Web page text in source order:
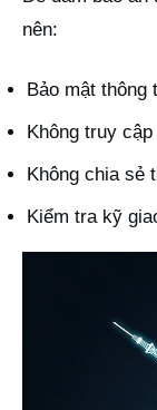
nên:
Bảo mật thông
Không truy
Không chia sẻ
Kiểm tra kỹ